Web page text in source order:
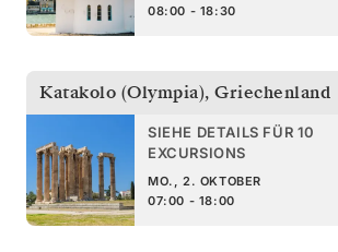
08:00 - 18:30
Katakolo (Olympia), Griechenland
SIEHE DETAILS FÜR 10
EXCURSIONS
MO., 2. OKTOBER
07:00 - 18:00